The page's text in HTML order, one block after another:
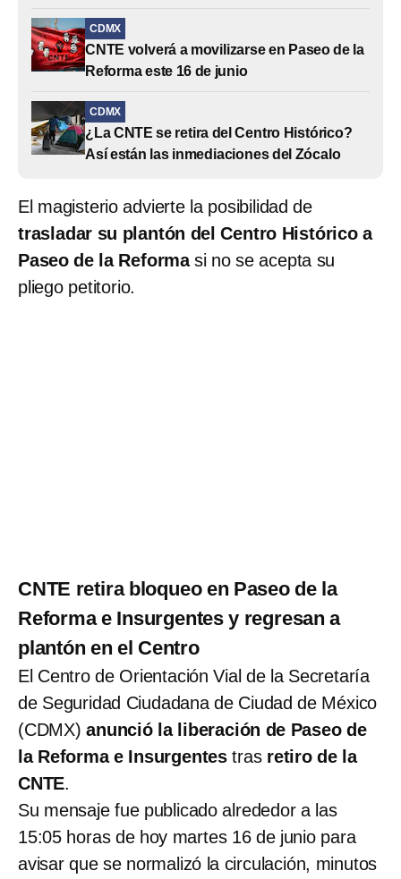
CDMX
CNTE volverá a movilizarse en Paseo de la
Reforma este 16 de junio
CDMX
¿La CNTE se retira del Centro Histórico?
Así están las inmediaciones del Zócalo
El magisterio advierte la posibilidad de
trasladar su plantón del Centro Histórico a
Paseo de la Reformasi no se acepta su
pliego petitorio.
CNTE retira bloqueo en Paseo de la
Reforma e Insurgentes y regresan a
plantón en el Centro
El Centro de Orientación Vial de la Secretaría
de Seguridad Ciudadana de Ciudad de México
(CDMX)anunció la liberación de Paseo de
la Reforma e Insurgentes tras retiro de la
CNTE.
Su mensaje fue publicado alrededor a las
15:05 horas de hoy martes 16 de junio para
avisar que se normalizó la circulación, minutos